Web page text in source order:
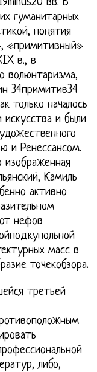
вв. В
гуманитарных
понятия
«примитивный»
в., в
волюнтаризма,
34примитив34
только началось
искусства и были
и Ренессансом.
Камиль
активно
нефов
масс в
точекобзора.
третьей
либо,